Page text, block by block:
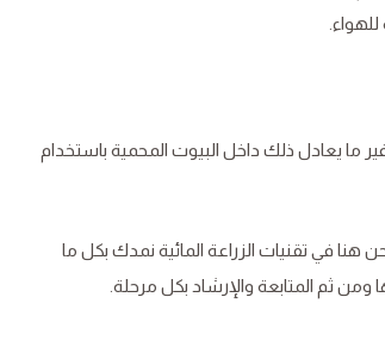
وبالتالي عليك توفير ما يعادل ذلك داخل البيوت المحمية باستخدام
هنا في تقنيات الزراعة المائية نمدك بكل ما
ومن ثم المتابعة والإرشاد بكل مرحلة.